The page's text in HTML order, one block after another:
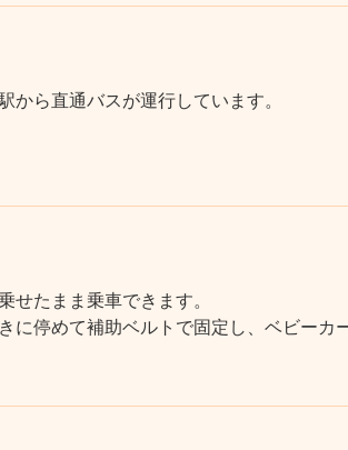
ら直通バスが運行しています。
たまま乗車できます。
に停めて補助ベルトで固定し、ベビーカ